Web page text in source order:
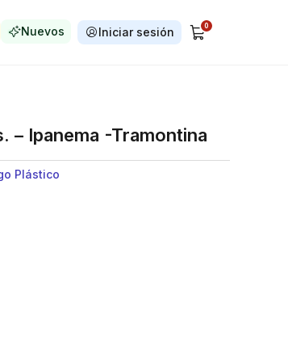
Nuevos Iniciar sesión 0
– Ipanema -Tramontina
Plástico